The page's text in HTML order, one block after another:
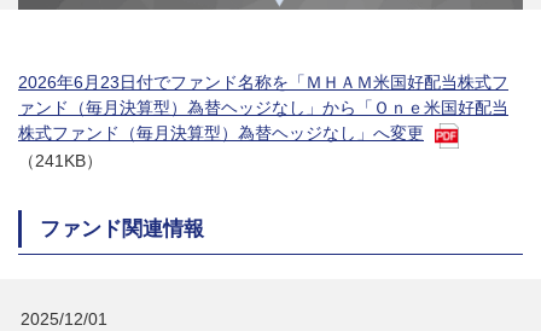
2026年6月23日付でファンド名称を「ＭＨＡＭ米国好配当株式フ
ァンド（毎月決算型）為替ヘッジなし」から「Ｏｎｅ米国好配当
株式ファンド（毎月決算型）為替ヘッジなし」へ変更
（241KB）
ファンド関連情報
2025/12/01